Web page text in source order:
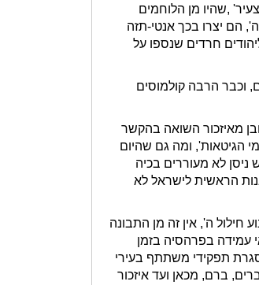
,שהיו מן הלוחמים
הם יצרו בכך אנטי-תזה
חרדים שנספו על
וכבר הרבה קולמוסים
מאיזכור השואה בהקשר
הגיטאות', ומה גם שהיום
ניסן לא מעוררים בכיה
הראשית לישראל לא
חילול ה', אין זה מן התבונה
עמידה בפרהסיה בזמן
תפקידי משתתף בעירי
ברם, מכאן ועד איזכור